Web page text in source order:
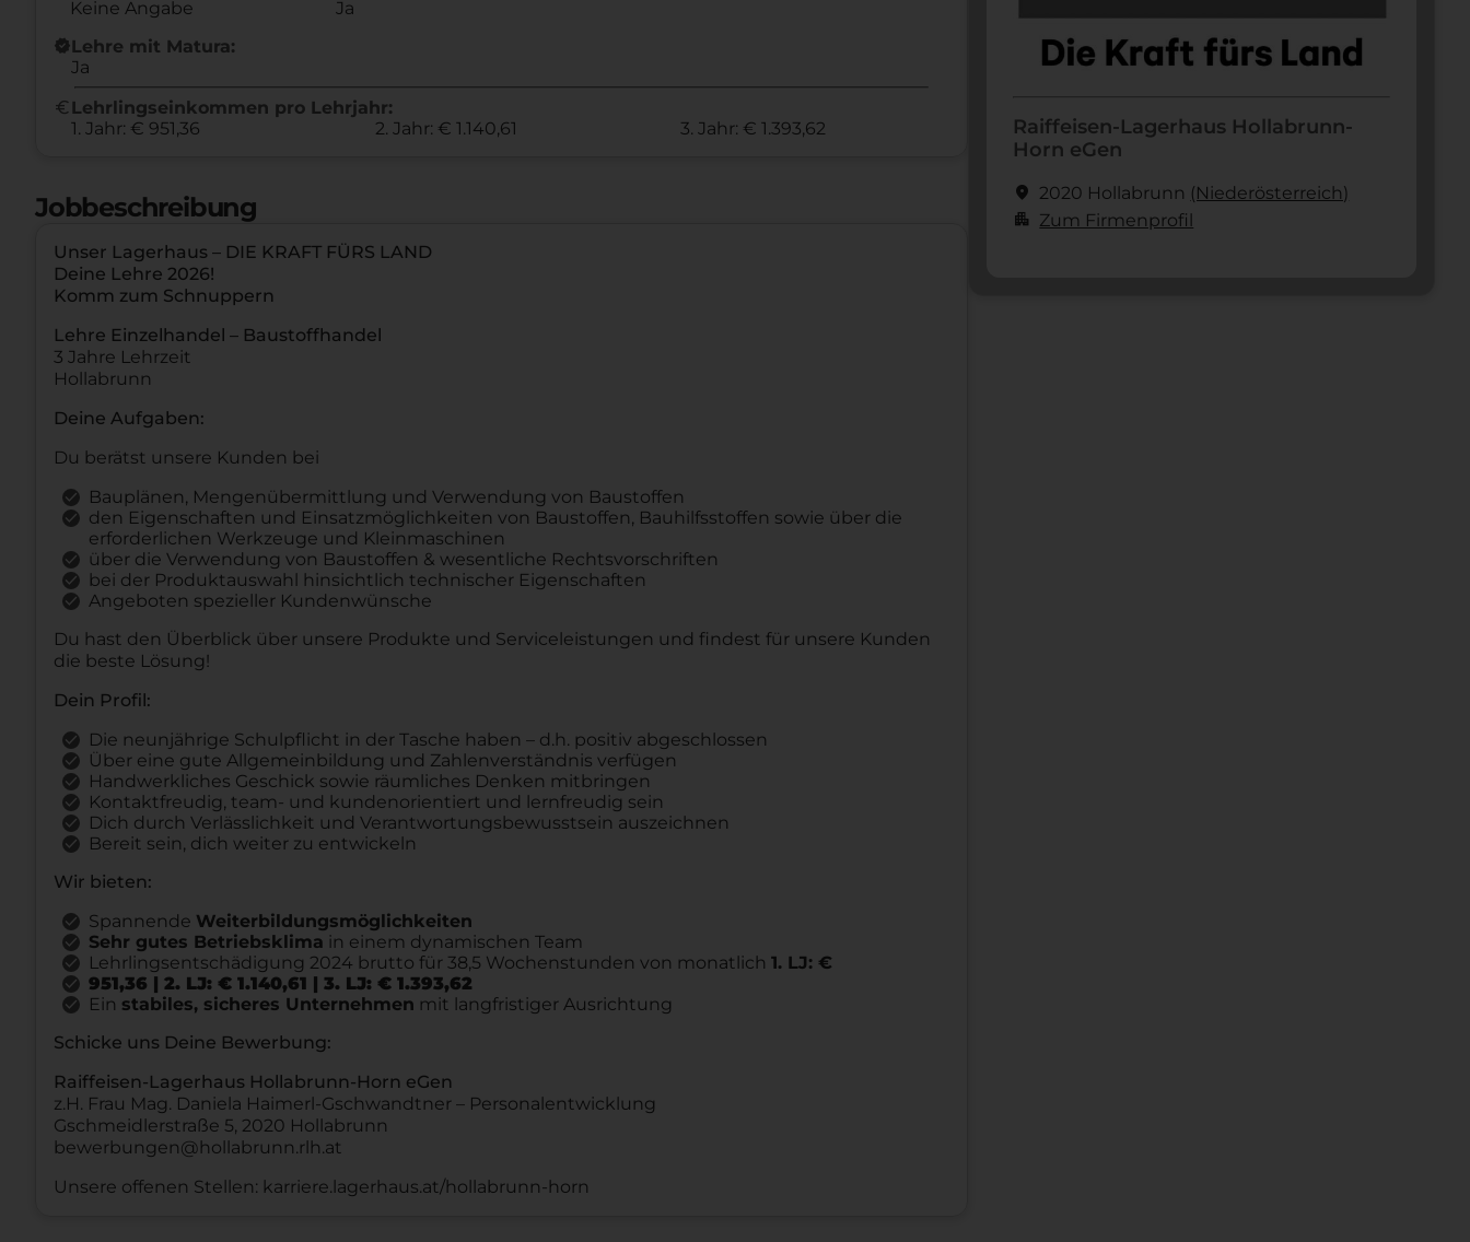
Keine Angabe
Ja
new_releasesLehre mit Matura:
Ja
euro Lehrlingseinkommen pro Lehrjahr:
1. Jahr: € 951,36
2. Jahr: € 1.140,61 3. Jahr: € 1.393,62
Jobbeschreibung
Unser Lagerhaus – DIE KRAFT FÜRS LAND
Deine Lehre 2026!
Komm zum Schnuppern
Lehre Einzelhandel – Baustoffhandel
3 Jahre Lehrzeit
Hollabrunn
Deine Aufgaben:
Du berätst unsere Kunden bei
Bauplänen, Mengenübermittlung und Verwendung von Baustoffen
den Eigenschaften und Einsatzmöglichkeiten von Baustoffen, Bauhilfsstoffen sowie über die
erforderlichen Werkzeuge und Kleinmaschinen
über die Verwendung von Baustoffen & wesentliche Rechtsvorschriften
bei der Produktauswahl hinsichtlich technischer Eigenschaften
Angeboten spezieller Kundenwünsche
Du hast den Überblick über unsere Produkte und Serviceleistungen und findest für unsere Kunden
die beste Lösung!
Dein Profil:
Die neunjährige Schulpflicht in der Tasche haben – d.h. positiv abgeschlossen
Über eine gute Allgemeinbildung und Zahlenverständnis verfügen
Handwerkliches Geschick sowie räumliches Denken mitbringen
Kontaktfreudig, team- und kundenorientiert und lernfreudig sein
Dich durch Verlässlichkeit und Verantwortungsbewusstsein auszeichnen
Bereit sein, dich weiter zu entwickeln
Wir bieten:
Spannende Weiterbildungsmöglichkeiten
Sehr gutes Betriebsklima in einem dynamischen Team
Lehrlingsentschädigung 2024 brutto für 38,5 Wochenstunden von monatlich 1. LJ: €
951,36 | 2. LJ: € 1.140,61 | 3. LJ: € 1.393,62
Ein stabiles, sicheres Unternehmen mit langfristiger Ausrichtung
Schicke uns Deine Bewerbung:
Raiffeisen-Lagerhaus Hollabrunn-Horn eGen
z.H. Frau Mag. Daniela Haimerl-Gschwandtner – Personalentwicklung
Gschmeidlerstraße 5, 2020 Hollabrunn
bewerbungen@hollabrunn.rlh.at
Unsere offenen Stellen: karriere.lagerhaus.at/hollabrunn-horn
Raiffeisen-Lagerhaus Hollabrunn-
Horn eGen
location_on 2020 Hollabrunn (Nieder­österreich)
apartment Zum Firmenprofil